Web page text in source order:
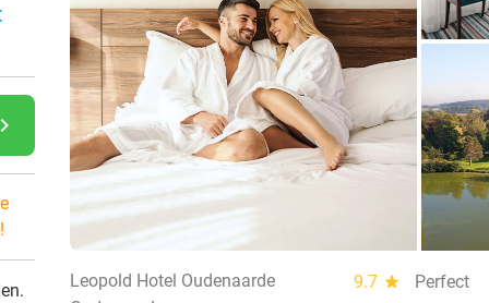
navigate_next
Leopold Hotel Oudenaarde 9.7 star
Perfect